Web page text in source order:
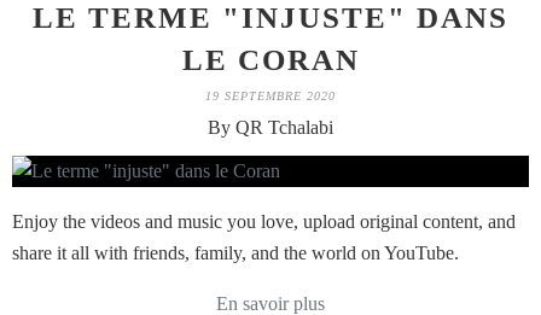
LE TERME "INJUSTE" DANS
LE CORAN
19 SEPTEMBRE 2020
By QR Tchalabi
Enjoy the videos and music you love, upload original content, and
share it all with friends, family, and the world on YouTube.
En savoir plus